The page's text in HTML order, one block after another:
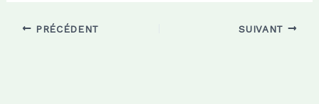
PRÉCÉDENT SUIVANT